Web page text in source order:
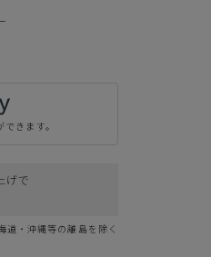
きます。
げで
道・沖縄等の離島を除く
いて